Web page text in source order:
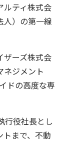
ルティ株式会
人）の第一線
ザーズ株式会
ネジメント
ドの高度な専
行役社長とし
まで、不動